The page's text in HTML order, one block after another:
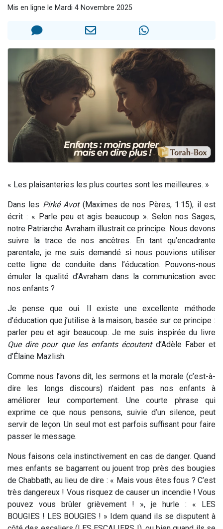
2 personnes viennent de faire un don pour Tsédaka : pauvres d'Israel
Mis en ligne le Mardi 4 Novembre 2025
« Les plaisanteries les plus courtes sont les meilleures. »
Dans les Pirké Avot(Maximes de nos Pères, 1:15), il est
écrit : « Parle peu et agis beaucoup ». Selon nos Sages,
notre Patriarche Avraham illustrait ce principe. Nous devons
suivre la trace de nos ancêtres. En tant qu’encadrante
parentale, je me suis demandé si nous pouvions utiliser
cette ligne de conduite dans l’éducation. Pouvons-nous
émuler la qualité d’Avraham dans la communication avec
nos enfants ?
Je pense que oui. Il existe une excellente méthode
d’éducation que j’utilise à la maison, basée sur ce principe :
parler peu et agir beaucoup. Je me suis inspirée du livre
Que dire pour que les enfants écoutentd’Adèle Faber et
d’Élaine Mazlish.
Comme nous l’avons dit, les sermons et la morale (c’est-à-
dire les longs discours) n’aident pas nos enfants à
améliorer leur comportement. Une courte phrase qui
exprime ce que nous pensons, suivie d’un silence, peut
servir de leçon. Un seul mot est parfois suffisant pour faire
passer le message.
Nous faisons cela instinctivement en cas de danger. Quand
mes enfants se bagarrent ou jouent trop près des bougies
de Chabbath, au lieu de dire : « Mais vous êtes fous ? C’est
très dangereux ! Vous risquez de causer un incendie ! Vous
pouvez vous brûler grièvement ! », je hurle : « LES
BOUGIES ! LES BOUGIES ! » Idem quand ils se disputent à